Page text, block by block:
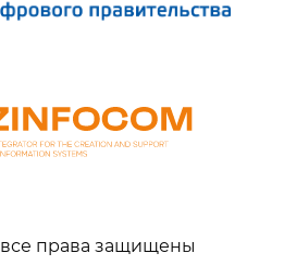
все права защищены